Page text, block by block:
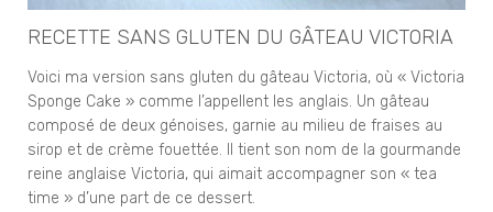
RECETTE SANS GLUTEN DU GÂTEAU VICTORIA
Voici ma version sans gluten du gâteau Victoria, où « Victoria
Sponge Cake » comme l’appellent les anglais. Un gâteau
composé de deux génoises, garnie au milieu de fraises au
sirop et de crème fouettée. Il tient son nom de la gourmande
reine anglaise Victoria, qui aimait accompagner son « tea
time » d’une part de ce dessert.